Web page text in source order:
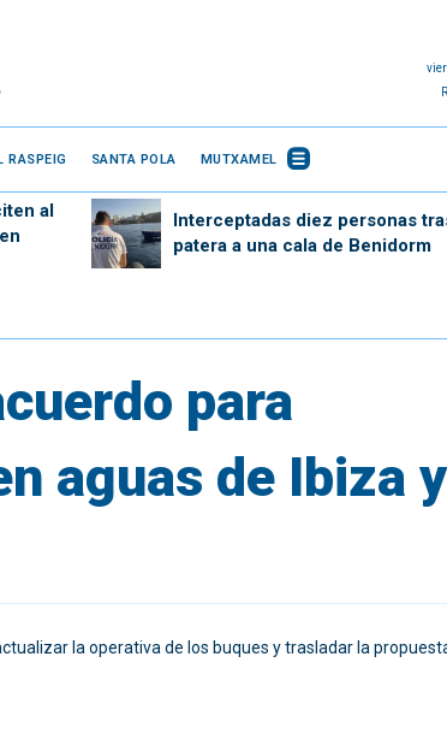
RASPEIG SANTA POLA MUTXAMEL
al
Interceptadas diez personas
patera a una cala de Benidorm
para
aguas de Ibiza y
la operativa de los buques y trasladar la